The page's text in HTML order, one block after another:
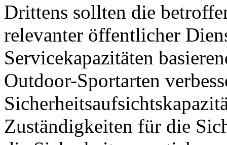
Drittens sollten die
relevanter öffentlicher
Servicekapazitäten
Outdoor-Sportarten
Zuständigkeiten für die